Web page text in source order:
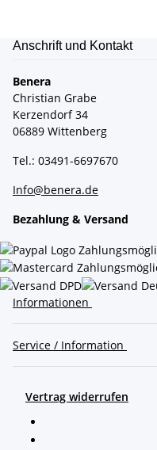
Anschrift und Kontakt
Benera
Christian Grabe
Kerzendorf 34
06889 Wittenberg
Tel.: 03491-6697670
Info@benera.de
Bezahlung & Versand
Informationen
Service / Information
Vertrag widerrufen